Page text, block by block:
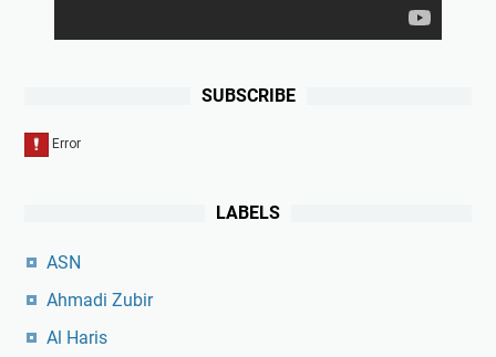
SUBSCRIBE
LABELS
ASN
Ahmadi Zubir
Al Haris